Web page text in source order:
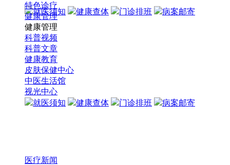
就医须知 健康查体 门诊排班 病案邮寄
特色诊疗
健康管理
健康管理
科普视频
科普文章
健康教育
皮肤保健中心
中医生活馆
视光中心
就医须知
健康查体 门诊排班 病案邮寄
医疗新闻